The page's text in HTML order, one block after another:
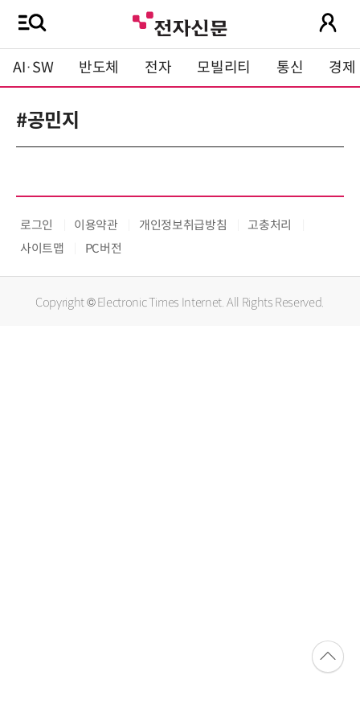
AI·SW 반도체 전자 모빌리티 통신 경제
#공민지
로그인 이용약관 개인정보취급방침
고충처리
사이트맵
PC버전
Copyright © Electronic Times Internet. All Rights Reserved.